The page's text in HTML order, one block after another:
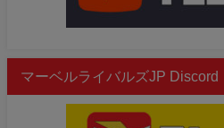
マーベルライバルズJP Discord